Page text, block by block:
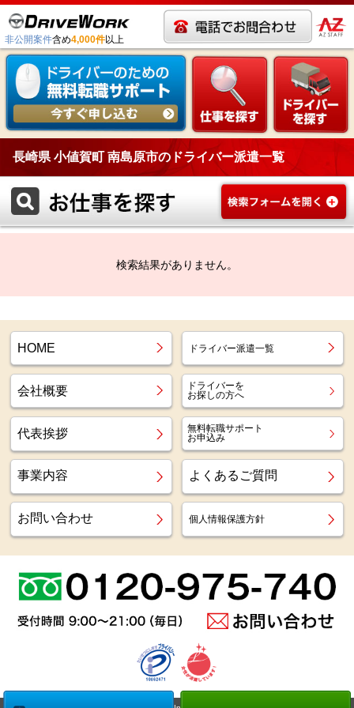
非公開案件含め4,000件以上
長崎県 小値賀町 南島原市のドライバー派遣一覧
検索結果がありません。
HOME ドライバー派遣一覧
会社概要
ドライバーを
お探しの方へ
代表挨拶
無料転職サポート
お申込み
事業内容 よくあるご質問
お問い合わせ 個人情報保護方針